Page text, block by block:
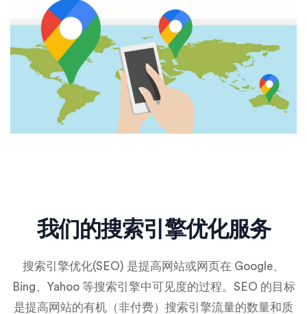
我们的搜索引擎优化服务
搜索引擎优化(SEO) 是提高网站或网页在 Google、
Bing、Yahoo 等搜索引擎中可见度的过程。SEO 的目标
是提高网站的有机（非付费）搜索引擎流量的数量和质